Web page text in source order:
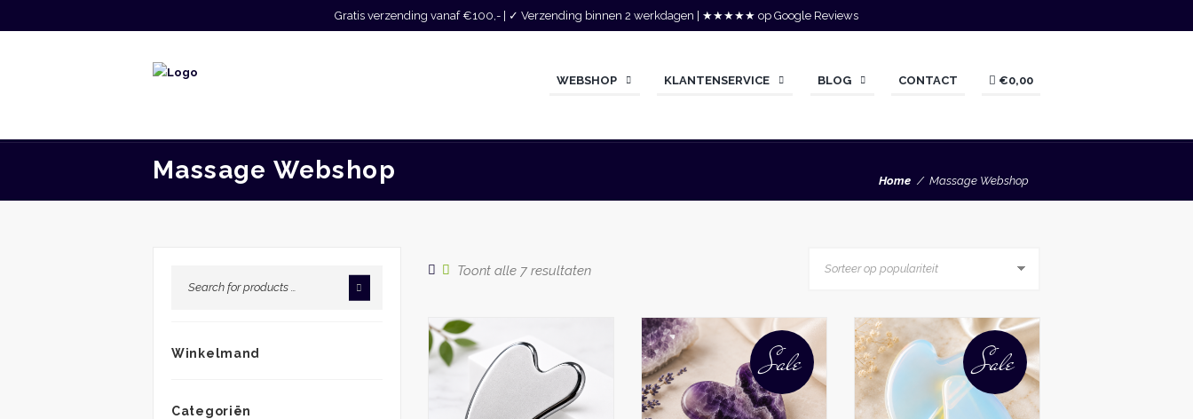
Gratis verzending vanaf €100,- | ✓ Verzending binnen 2 werkdagen | ★★★★★ op Google Reviews
WEBSHOP KLANTENSERVICE BLOG CONTACT €0,00
Massage Webshop Home Massage Webshop
Toont alle 7 resultatenGesorteerd
Sale Sale
Winkelmand
Categoriën